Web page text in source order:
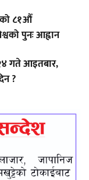
८१औँ
पुनः आह्वान
गते आइतबार,
?